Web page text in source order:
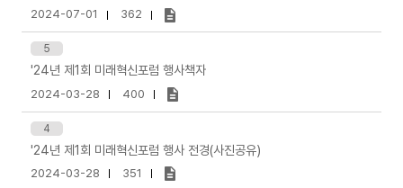
2024-07-01 362
5
'24년 제1회 미래혁신포럼 행사책자
2024-03-28 400
4
'24년 제1회 미래혁신포럼 행사 전경(사진공유)
2024-03-28 351